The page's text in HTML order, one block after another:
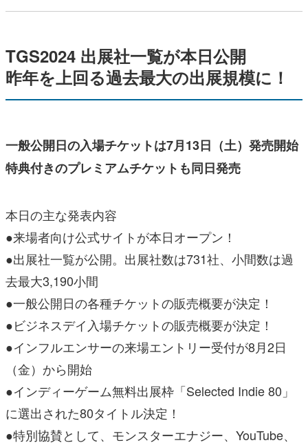
TGS2024 出展社一覧が本日公開
昨年を上回る過去最大の出展規模に！
一般公開日の入場チケットは7月13日（土）発売開始
特典付きのプレミアムチケットも同日発売
本日の主な発表内容
●来場者向け公式サイトが本日オープン！
●出展社一覧が公開。出展社数は731社、小間数は過
去最大3,190小間
●一般公開日の各種チケットの販売概要が決定！
●ビジネスデイ入場チケットの販売概要が決定！
●インフルエンサーの来場エントリー受付が8月2日
（金）から開始
●インディーゲーム無料出展枠「Selected Indie 80」
に選出された80タイトル決定！
●特別協賛として、モンスターエナジー、YouTube、